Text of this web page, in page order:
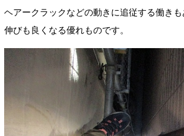
ヘアークラックなどの動きに追従する働き
伸びも良くなる優れものです。